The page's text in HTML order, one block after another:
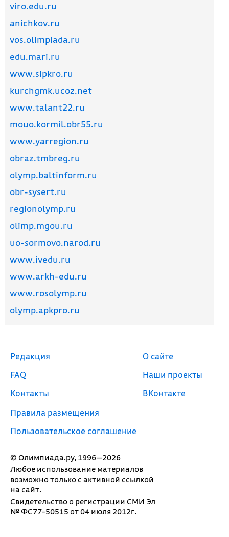
viro.edu.ru
anichkov.ru
vos.olimpiada.ru
edu.mari.ru
www.sipkro.ru
kurchgmk.ucoz.net
www.talant22.ru
mouo.kormil.obr55.ru
www.yarregion.ru
obraz.tmbreg.ru
olymp.baltinform.ru
obr-sysert.ru
regionolymp.ru
olimp.mgou.ru
uo-sormovo.narod.ru
www.ivedu.ru
www.arkh-edu.ru
www.rosolymp.ru
olymp.apkpro.ru
© Олимпиада.ру, 1996—2026
Любое использование материалов
возможно только с активной ссылкой
на сайт.
Свидетельство о регистрации СМИ Эл
№ ФС77-50515 от 04 июля 2012г.
Редакция
FAQ
Контакты
Правила размещения
Пользовательское соглашение
О сайте
Наши проекты
ВКонтакте